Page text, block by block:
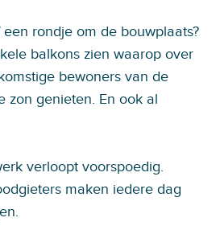
rondje om de bouwplaats?
balkons zien waarop over
bewoners van de
zon genieten. En ook al
verloopt voorspoedig.
maken iedere dag